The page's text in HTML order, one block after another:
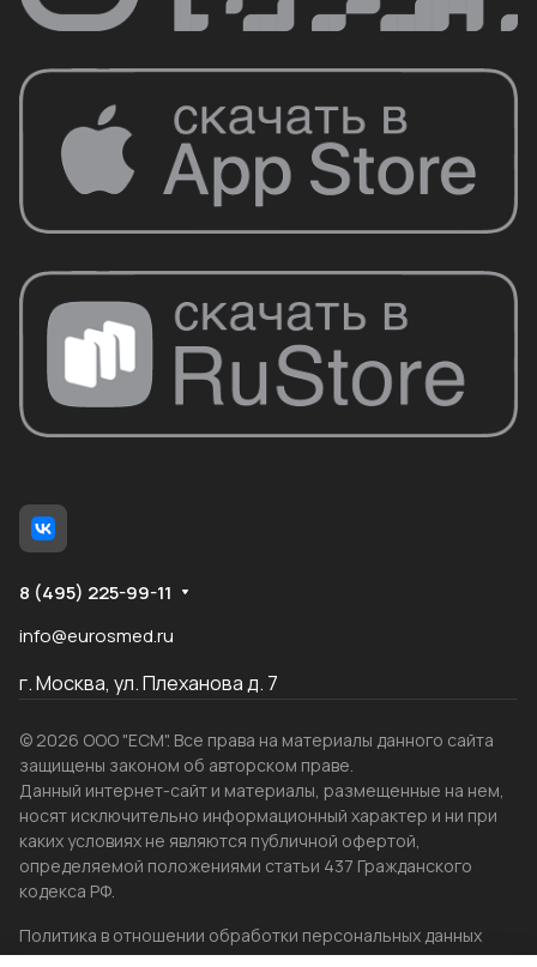
8 (495) 225-99-11
info@eurosmed.ru
г. Москва, ул. Плеханова д. 7
© 2026 ООО "ЕСМ". Все права на материалы данного сайта
защищены законом об авторском праве.
Данный интернет-сайт и материалы, размещенные на нем,
носят исключительно информационный характер и ни при
каких условиях не являются публичной офертой,
определяемой положениями статьи 437 Гражданского
кодекса РФ.
Политика в отношении обработки персональных данных